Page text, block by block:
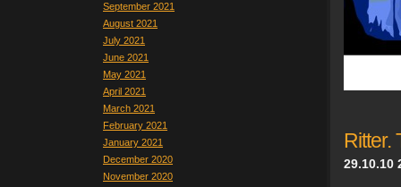
September 2021
August 2021
July 2021
June 2021
May 2021
April 2021
March 2021
February 2021
January 2021
December 2020
November 2020
Ritter.
29.10.10